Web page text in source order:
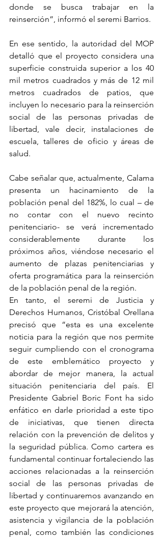
donde se busca trabajar en la
reinserción”, informó el seremi Barrios.
En ese sentido, la autoridad del MOP
detalló que el proyecto considera una
superficie construida superior a los 40
mil metros cuadrados y más de 12 mil
metros cuadrados de patios, que
incluyen lo necesario para la reinserción
social de las personas privadas de
libertad, vale decir, instalaciones de
escuela, talleres de oficio y áreas de
salud.
Cabe señalar que, actualmente, Calama
presenta un hacinamiento de la
población penal del 182%, lo cual – de
no contar con el nuevo recinto
penitenciario- se verá incrementado
considerablemente durante los
próximos años, viéndose necesario el
aumento de plazas penitenciarias y
oferta programática para la reinserción
de la población penal de la región.
En tanto, el seremi de Justicia y
Derechos Humanos, Cristóbal Orellana
precisó que “esta es una excelente
noticia para la región que nos permite
seguir cumpliendo con el cronograma
de este emblemático proyecto y
abordar de mejor manera, la actual
situación penitenciaria del país. El
Presidente Gabriel Boric Font ha sido
enfático en darle prioridad a este tipo
de iniciativas, que tienen directa
relación con la prevención de delitos y
la seguridad pública. Como cartera es
fundamental continuar fortaleciendo las
acciones relacionadas a la reinserción
social de las personas privadas de
libertad y continuaremos avanzando en
este proyecto que mejorará la atención,
asistencia y vigilancia de la población
penal, como también las condiciones